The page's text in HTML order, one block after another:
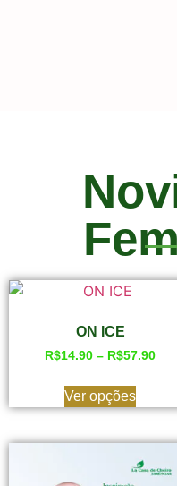
ON ICE
R$14.90 – R$57.90
Ver opções